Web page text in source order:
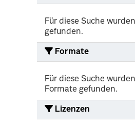
Für diese Suche
gefunden.
Formate
Für diese Suche
Formate gefunden.
Lizenzen